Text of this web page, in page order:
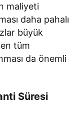
maliyeti
daha pahalı
büyük
tüm
da önemli
Süresi